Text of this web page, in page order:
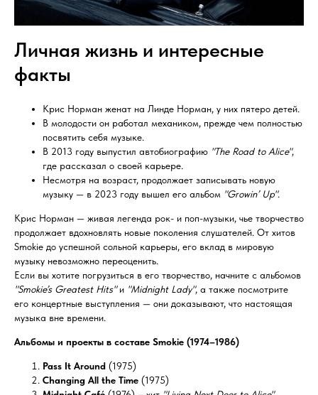
Личная жизнь и интересные
факты
Крис Норман женат на Линде Норман, у них пятеро детей.
В молодости он работал механиком, прежде чем полностью
посвятить себя музыке.
В 2013 году выпустил автобиографию "The Road to Alice",
где рассказал о своей карьере.
Несмотря на возраст, продолжает записывать новую
музыку — в 2023 году вышел его альбом "Growin’ Up".
Крис Норман — живая легенда рок- и поп-музыки, чье творчество
продолжает вдохновлять новые поколения слушателей. От хитов
Smokie до успешной сольной карьеры, его вклад в мировую
музыку невозможно переоценить.
Если вы хотите погрузиться в его творчество, начните с альбомов
"Smokie’s Greatest Hits"и "Midnight Lady", а также посмотрите
его концертные выступления — они доказывают, что настоящая
музыка вне времени.
Альбомы и проекты в составе Smokie (1974–1986)
Pass It Around (1975)
Changing All the Time (1975)